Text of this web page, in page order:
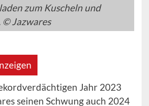
zum Kuscheln und
© Jazwares
Jahr 2023
seinen Schwung auch 2024